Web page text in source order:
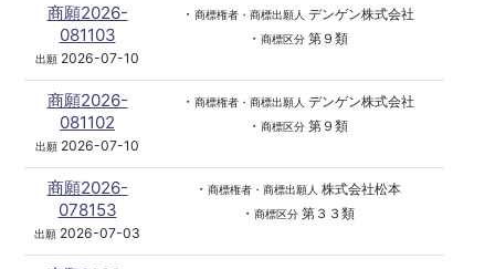
商願2026-
081103
出願 2026-07-10
・ 商標権者・商標出願人 デンゲン株式会社
・ 商標区分第９類
商願2026-
081102
出願 2026-07-10
・ 商標権者・商標出願人 デンゲン株式会社
・ 商標区分第９類
商願2026-
078153
出願 2026-07-03
・ 商標権者・商標出願人 株式会社松本
・ 商標区分第３３類